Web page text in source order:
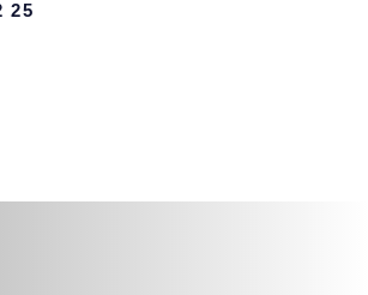
25